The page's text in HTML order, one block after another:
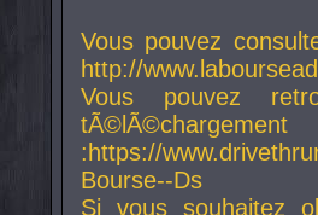
Vous pouvez
http://
Vous pouvez
:https://
Bourse--Ds
Si vous souhaitez